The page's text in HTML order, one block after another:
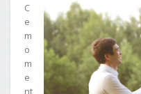
C
e
m
o
m
e
nt